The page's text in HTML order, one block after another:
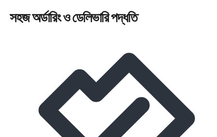
সহজঅর্ডারিংও ডেলিভারি পদ্ধতি